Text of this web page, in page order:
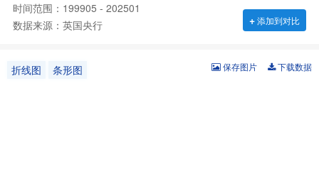
时间范围：199905 - 202501
数据来源：英国央行
+添加到对比
折线图 条形图 下载数据
保存图片